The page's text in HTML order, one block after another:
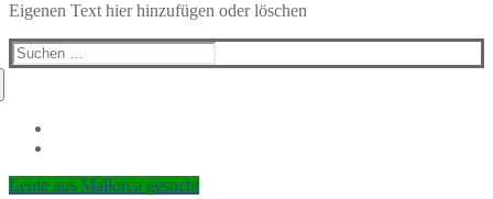
Eigenen Text hier hinzufügen oder löschen
Suchen
nach:
Leute aus Mallorca gesucht